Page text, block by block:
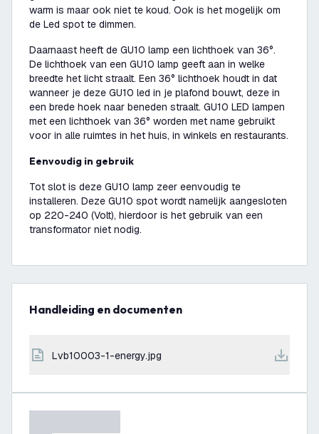
warm is maar ook niet te koud. Ook is het mogelijk om
de Led spot te dimmen.
Daarnaast heeft de GU10 lamp een lichthoek van 36°.
De lichthoek van een GU10 lamp geeft aan in welke
breedte het licht straalt. Een 36° lichthoek houdt in dat
wanneer je deze GU10 led in je plafond bouwt, deze in
een brede hoek naar beneden straalt. GU10 LED lampen
met een lichthoek van 36° worden met name gebruikt
voor in alle ruimtes in het huis, in winkels en restaurants.
Eenvoudig in gebruik
Tot slot is deze GU10 lamp zeer eenvoudig te
installeren. Deze GU10 spot wordt namelijk aangesloten
op 220-240 (Volt), hierdoor is het gebruik van een
transformator niet nodig.
Handleiding en documenten
lvb10003-1-energy.jpg